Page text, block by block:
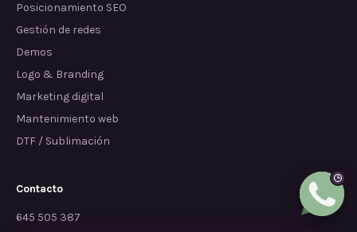
Posicionamiento SEO
Gestión de redes
Demos
Logo & Branding
Marketing digital
Mantenimiento web
DTF / Sublimación
Contacto
645 505 387